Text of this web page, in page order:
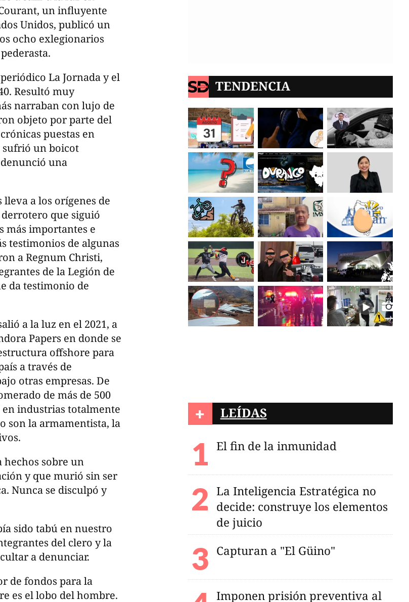
un influyente
Unidos, publicó un
ocho exlegionarios
La Jornada y el
Resultó muy
narraban con lujo de
objeto por parte del
puestas en
sufrió un boicot
una
lleva a los orígenes de
que siguió
más importantes e
testimonios de algunas
a Regnum Christi,
de la Legión de
da testimonio de
a la luz en el 2021, a
Papers en donde se
offshore para
a través de
otras empresas. De
de más de 500
en industrias totalmente
son la armamentista, la
hechos sobre un
y que murió sin ser
Nunca se disculpó y
sido tabú en nuestro
del clero y la
a denunciar.
de fondos para la
es el lobo del hombre.
TENDENCIA
+ LEÍDAS
El fin de la inmunidad
La Inteligencia Estratégica no
decide: construye los elementos
de juicio
Capturan a "El Güino"
Imponen prisión preventiva al